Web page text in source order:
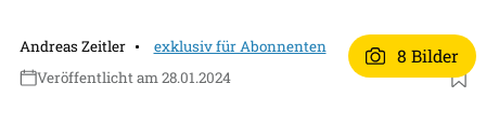
Andreas Zeitler
exklusiv für Abonnenten
Veröffentlicht am 28.01.2024
Foto: Andreas Zeitler
8 Bilder